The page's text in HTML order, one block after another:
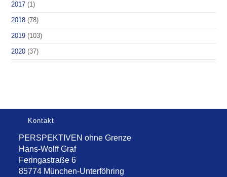
2017 (1)
2018 (78)
2019 (103)
2020 (37)
Kontakt
PERSPEKTIVEN ohne Grenze
Hans-Wolff Graf
Feringastraße 6
85774 München-Unterföhring